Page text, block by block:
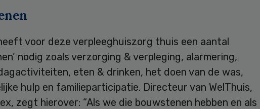
voor deze verpleeghuiszorg thuis een aantal
nodig zoals verzorging & verpleging, alarmering,
eten & drinken, het doen van de was,
hulp en familieparticipatie. Directeur van WelThuis,
zegt hierover: “Als we die bouwstenen hebben en als